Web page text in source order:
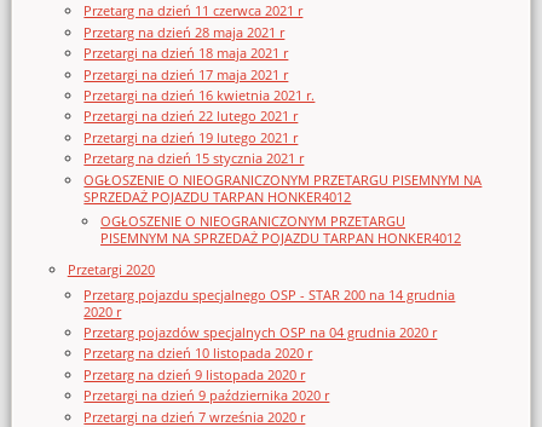
Przetarg na dzień 11 czerwca 2021 r
Przetarg na dzień 28 maja 2021 r
Przetargi na dzień 18 maja 2021 r
Przetargi na dzień 17 maja 2021 r
Przetargi na dzień 16 kwietnia 2021 r.
Przetargi na dzień 22 lutego 2021 r
Przetargi na dzień 19 lutego 2021 r
Przetarg na dzień 15 stycznia 2021 r
OGŁOSZENIE O NIEOGRANICZONYM PRZETARGU PISEMNYM NA
SPRZEDAŻ POJAZDU TARPAN HONKER4012
OGŁOSZENIE O NIEOGRANICZONYM PRZETARGU
PISEMNYM NA SPRZEDAŻ POJAZDU TARPAN HONKER4012
Przetargi 2020
Przetarg pojazdu specjalnego OSP - STAR 200 na 14 grudnia
2020 r
Przetarg pojazdów specjalnych OSP na 04 grudnia 2020 r
Przetarg na dzień 10 listopada 2020 r
Przetarg na dzień 9 listopada 2020 r
Przetargi na dzień 9 października 2020 r
Przetargi na dzień 7 września 2020 r